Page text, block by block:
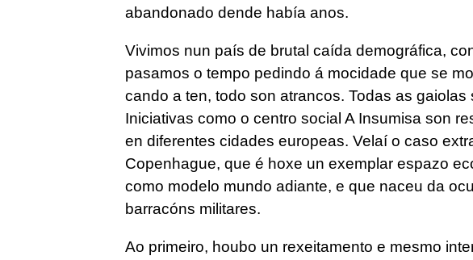
abandonado dende había anos.
Vivimos nun país de brutal caída demográfica,
pasamos o tempo pedindo á mocidade que se
cando a ten, todo son atrancos. Todas as
Iniciativas como o centro social A Insumisa son
en diferentes cidades europeas. Velaí o caso
Copenhague, que é hoxe un exemplar espazo
como modelo mundo adiante, e que naceu da
barracóns militares.
Ao primeiro, houbo un rexeitamento e mesmo